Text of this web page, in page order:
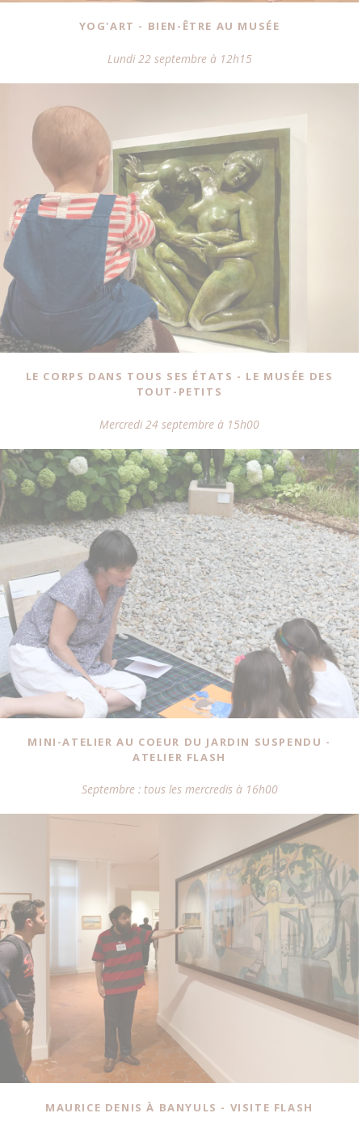
YOG'ART - BIEN-ÊTRE AU MUSÉE
Lundi 22 septembre à 12h15
LE CORPS DANS TOUS SES ÉTATS - LE MUSÉE DES
TOUT-PETITS
Mercredi 24 septembre à 15h00
MINI-ATELIER AU COEUR DU JARDIN SUSPENDU -
ATELIER FLASH
Septembre : tous les mercredis à 16h00
MAURICE DENIS À BANYULS - VISITE FLASH